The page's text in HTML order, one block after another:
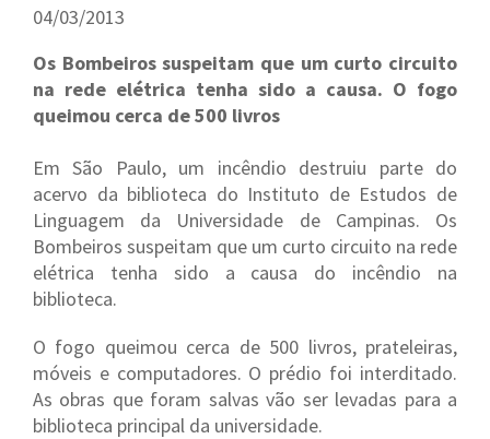
04/03/2013
Os Bombeiros suspeitam que um curto circuito
na rede elétrica tenha sido a causa. O fogo
queimou cerca de 500 livros
Em São Paulo, um incêndio destruiu parte do
acervo da biblioteca do Instituto de Estudos de
Linguagem da Universidade de Campinas. Os
Bombeiros suspeitam que um curto circuito na rede
elétrica tenha sido a causa do incêndio na
biblioteca.
O fogo queimou cerca de 500 livros, prateleiras,
móveis e computadores. O prédio foi interditado.
As obras que foram salvas vão ser levadas para a
biblioteca principal da universidade.